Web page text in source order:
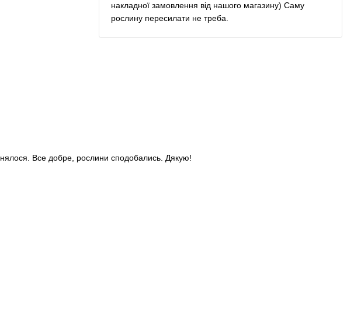
накладної замовлення від нашого магазину) Саму
рослину пересилати не треба.
Все добре, рослини сподобались. Дякую!